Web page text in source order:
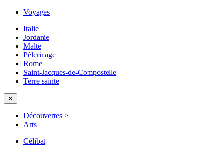
Voyages
Italie
Jordanie
Malte
Pèlerinage
Rome
Saint-Jacques-de-Compostelle
Terre sainte
✕
Découvertes >
Arts
Célibat